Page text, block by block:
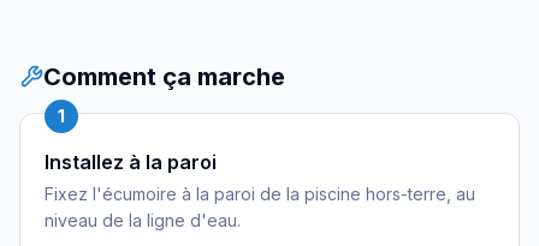
Comment ça marche
1
Installez à la paroi
Fixez l'écumoire à la paroi de la piscine hors-terre, au
niveau de la ligne d'eau.